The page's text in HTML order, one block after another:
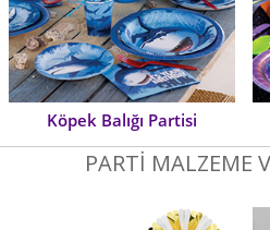
Köpek Balığı Partisi
PARTİ MALZEME